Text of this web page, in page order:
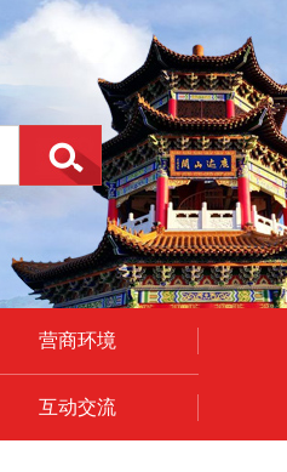
营商环境
互动交流